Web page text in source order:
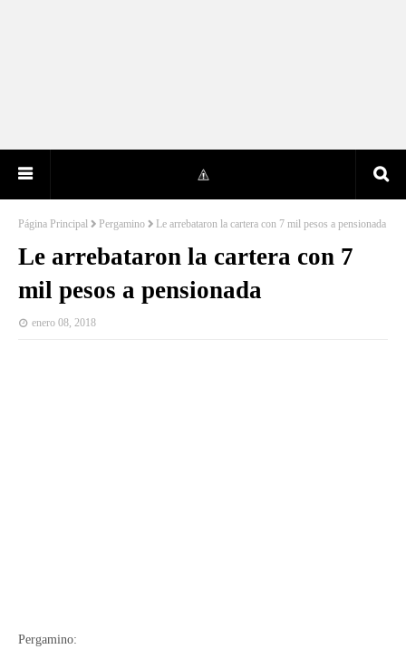
Página Principal Pergamino Le arrebataron la cartera con 7 mil pesos a pensionada
Le arrebataron la cartera con 7
mil pesos a pensionada
enero 08, 2018
Pergamino: